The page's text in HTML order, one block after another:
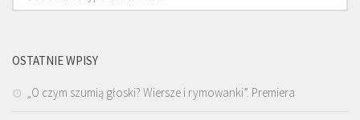
OSTATNIE WPISY
„O czym szumią głoski? Wiersze i rymowanki”. Premiera